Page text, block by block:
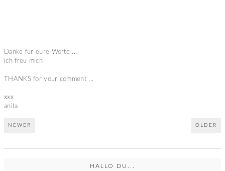
Danke für eure Worte ...
ich freu mich
THANKS for your comment ...
xxx
anita
NEWER OLDER
HALLO DU...